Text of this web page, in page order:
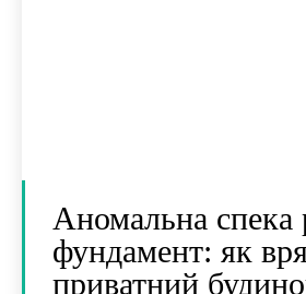
Аномальна спека
фундамент: як
приватний